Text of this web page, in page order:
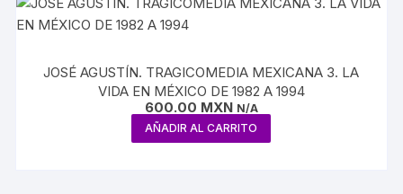
JOSÉ AGUSTÍN. TRAGICOMEDIA MEXICANA 3. LA
VIDA EN MÉXICO DE 1982 A 1994
600.00 MXN N/A
AÑADIR AL CARRITO